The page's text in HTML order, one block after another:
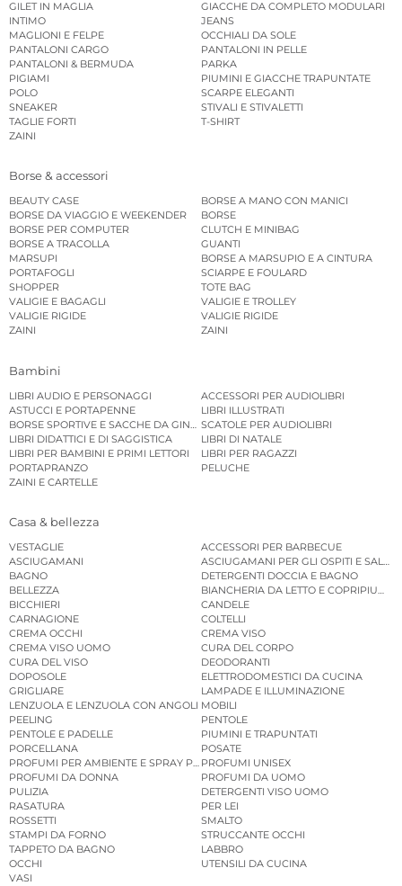
GILET IN MAGLIA
GIACCHE DA COMPLETO MODULARI
INTIMO
JEANS
MAGLIONI E FELPE
OCCHIALI DA SOLE
PANTALONI CARGO
PANTALONI IN PELLE
PANTALONI & BERMUDA
PARKA
PIGIAMI
PIUMINI E GIACCHE TRAPUNTATE
POLO
SCARPE ELEGANTI
SNEAKER
STIVALI E STIVALETTI
TAGLIE FORTI
T-SHIRT
ZAINI
Borse & accessori
BEAUTY CASE
BORSE A MANO CON MANICI
BORSE DA VIAGGIO E WEEKENDER
BORSE
BORSE PER COMPUTER
CLUTCH E MINIBAG
BORSE A TRACOLLA
GUANTI
MARSUPI
BORSE A MARSUPIO E A CINTURA
PORTAFOGLI
SCIARPE E FOULARD
SHOPPER
TOTE BAG
VALIGIE E BAGAGLI
VALIGIE E TROLLEY
VALIGIE RIGIDE
VALIGIE RIGIDE
ZAINI
ZAINI
Bambini
LIBRI AUDIO E PERSONAGGI
ACCESSORI PER AUDIOLIBRI
ASTUCCI E PORTAPENNE
LIBRI ILLUSTRATI
BORSE SPORTIVE E SACCHE DA GINNASTICASCATOLE PER AUDIOLIBRI
LIBRI DIDATTICI E DI SAGGISTICA
LIBRI DI NATALE
LIBRI PER BAMBINI E PRIMI LETTORI
LIBRI PER RAGAZZI
PORTAPRANZO
PELUCHE
ZAINI E CARTELLE
Casa & bellezza
VESTAGLIE
ACCESSORI PER BARBECUE
ASCIUGAMANI
ASCIUGAMANI PER GLI OSPITI E
BAGNO
DETERGENTI DOCCIA E BAGNO
BELLEZZA
BIANCHERIA DA LETTO E COPRIPIUMINI
BICCHIERI
CANDELE
CARNAGIONE
COLTELLI
CREMA OCCHI
CREMA VISO
CREMA VISO UOMO
CURA DEL CORPO
CURA DEL VISO
DEODORANTI
DOPOSOLE
ELETTRODOMESTICI DA CUCINA
GRIGLIARE
LAMPADE E ILLUMINAZIONE
LENZUOLA E LENZUOLA CON ANGOLI MOBILI
PEELING
PENTOLE
PENTOLE E PADELLE
PIUMINI E TRAPUNTATI
PORCELLANA
POSATE
PROFUMI PER AMBIENTE E SPRAY PER AMBIENTE
PROFUMI UNISEX
PROFUMI DA DONNA
PROFUMI DA UOMO
PULIZIA
DETERGENTI VISO UOMO
RASATURA
PER LEI
ROSSETTI
SMALTO
STAMPI DA FORNO
STRUCCANTE OCCHI
TAPPETO DA BAGNO
LABBRO
OCCHI
UTENSILI DA CUCINA
VASI